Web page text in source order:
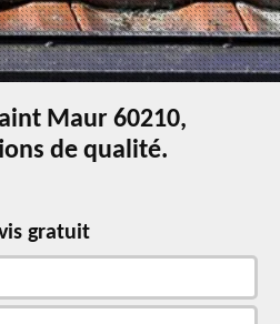
Maur 60210,
de qualité.
gratuit